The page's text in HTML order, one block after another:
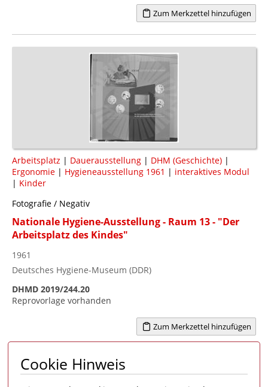
Zum Merkzettel hinzufügen
Arbeitsplatz | Dauerausstellung | DHM (Geschichte) |
Ergonomie | Hygieneausstellung 1961 | interaktives Modul
| Kinder
Fotografie / Negativ
Nationale Hygiene-Ausstellung - Raum 13 - "Der
Arbeitsplatz des Kindes"
1961
Deutsches Hygiene-Museum (DDR)
DHMD 2019/244.20
Reprovorlage vorhanden
Zum Merkzettel hinzufügen
Seite 1 von 3 1 2 3 >
Cookie Hinweis